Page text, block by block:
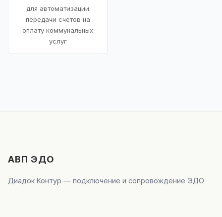
для автоматизации
передачи счетов на
оплату коммунальных
услуг
АВП ЭДО
Диадок Контур — подключение и сопровождение ЭДО